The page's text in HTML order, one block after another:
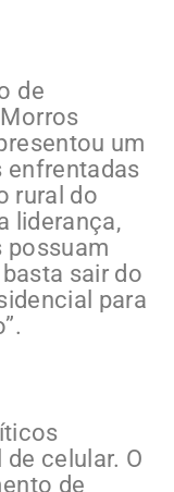
de
um
enfrentadas
rural do
liderança,
possuam
sair do
para
celular. O
de